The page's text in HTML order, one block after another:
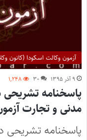
آزمون وکالت اسکودا (کانون
۹ آذر ۱۳۹۵ ۳۰ ۱,۲۴۸
پاسخنامه
مدنی و تجارت آزمون
پاسخنامه